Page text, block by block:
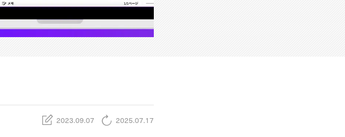
2023.09.07 2025.07.17